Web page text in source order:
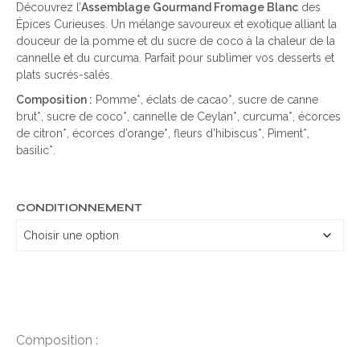
Découvrez l’Assemblage Gourmand Fromage Blanc des
Épices Curieuses. Un mélange savoureux et exotique alliant la
douceur de la pomme et du sucre de coco à la chaleur de la
cannelle et du curcuma. Parfait pour sublimer vos desserts et
plats sucrés-salés.
Composition : Pomme*, éclats de cacao*, sucre de canne
brut*, sucre de coco*, cannelle de Ceylan*, curcuma*, écorces
de citron*, écorces d’orange*, fleurs d’hibiscus*, Piment*,
basilic*.
CONDITIONNEMENT
Composition :